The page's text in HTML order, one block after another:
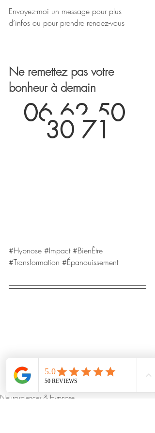
Envoyez-moi un message pour plus
d’infos ou pour prendre rendez-vous
Ne remettez pas votre
bonheur à demain
06 62 50
30 71
#Hypnose #Impact #BienÊtre
#Transformation #Épanouissement
Neurosciences & Hypnose